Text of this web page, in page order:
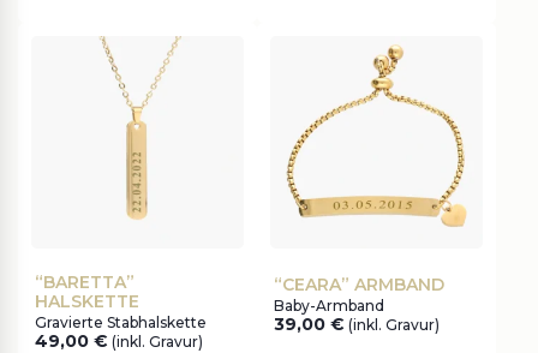
“BARETTA”
HALSKETTE
Gravierte Stabhalskette
49,00 € (inkl. Gravur)
“CEARA” ARMBAND
Baby-Armband
39,00 € (inkl. Gravur)